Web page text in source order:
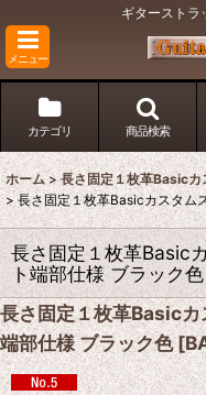
ギターストラ
メニュー
カテゴリ 商品検索
ホーム > 長さ固定１枚革Basicカ
> 長さ固定１枚革Basicカスタム
長さ固定１枚革Basic
ト端部仕様 ブラック色
長さ固定１枚革Basicカ
端部仕様 ブラック色[